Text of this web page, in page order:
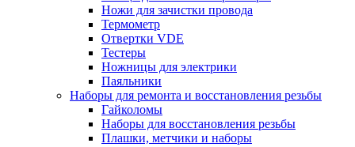
Ножи для зачистки провода
Термометр
Отвертки VDE
Тестеры
Ножницы для электрики
Паяльники
Наборы для ремонта и восстановления резьбы
Гайколомы
Наборы для восстановления резьбы
Плашки, метчики и наборы